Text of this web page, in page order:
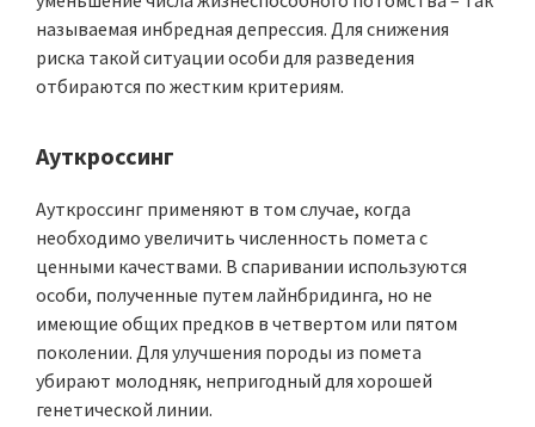
называемая инбредная депрессия. Для снижения
риска такой ситуации особи для разведения
отбираются по жестким критериям.
Ауткроссинг
Ауткроссинг применяют в том случае, когда
необходимо увеличить численность помета с
ценными качествами. В спаривании используются
особи, полученные путем лайнбридинга, но не
имеющие общих предков в четвертом или пятом
поколении. Для улучшения породы из помета
убирают молодняк, непригодный для хорошей
генетической линии.